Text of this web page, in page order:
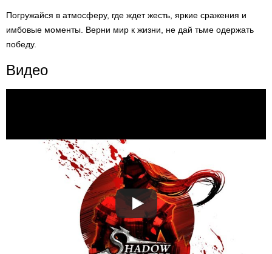
Погружайся в атмосферу, где ждет жесть, яркие сражения и
имбовые моменты. Верни мир к жизни, не дай тьме одержать
победу.
Видео